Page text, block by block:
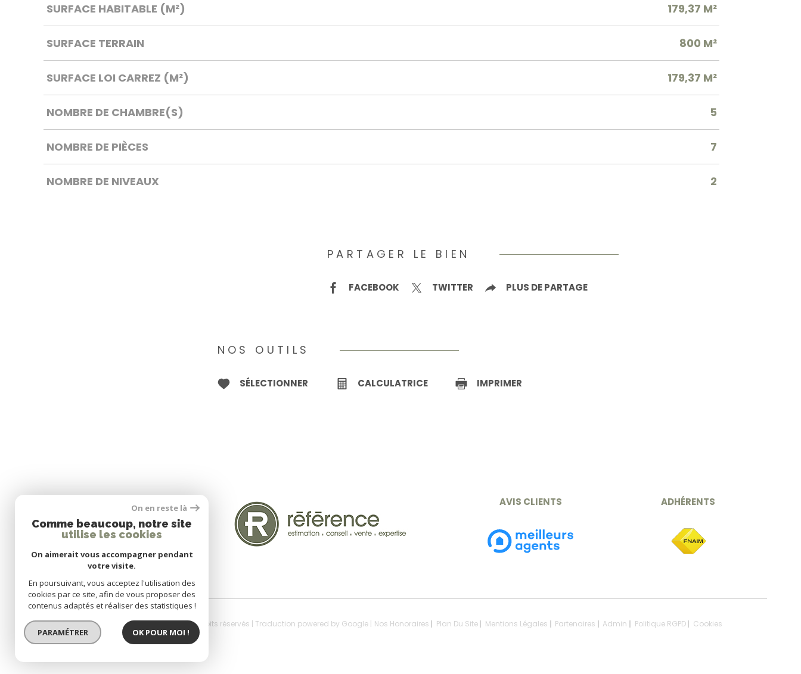
SURFACE HABITABLE (M²) 179,37 M²
SURFACE TERRAIN 800 M²
SURFACE LOI CARREZ (M²) 179,37 M²
NOMBRE DE CHAMBRE(S) 5
NOMBRE DE PIÈCES 7
NOMBRE DE NIVEAUX 2
PARTAGER LE BIEN
FACEBOOK TWITTER PLUS DE PARTAGE
NOS OUTILS
SÉLECTIONNER CALCULATRICE IMPRIMER
Espace propriétaire
AVIS CLIENTS ADHÉRENTS
© 2026 | Tous droits réservés | Traduction powered by Google | Nos Honoraires Plan Du Site Mentions Légales Partenaires Admin Politique RGPD Cookies
On en reste là
Comme beaucoup, notre site
utilise les cookies
On aimerait vous accompagner pendant
votre visite.
En poursuivant, vous acceptez l'utilisation des
cookies par ce site, afin de vous proposer des
contenus adaptés et réaliser des statistiques !
PARAMÉTRER OK POUR MOI !